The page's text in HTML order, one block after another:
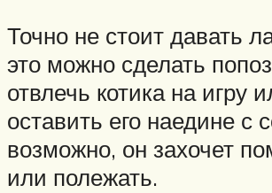
Точно не стоит давать
это можно сделать
отвлечь котика на игру
оставить его наедине с
возможно, он захочет
или полежать.